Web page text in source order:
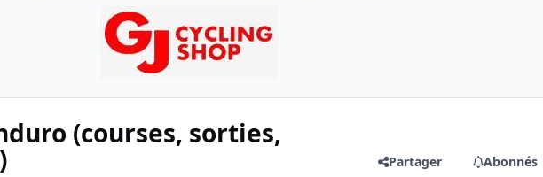
(courses, sorties,
Partager Abonnés